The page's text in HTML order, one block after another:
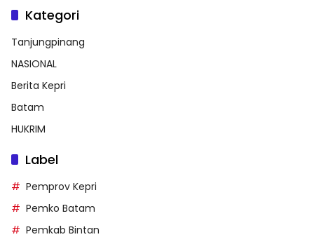
Kategori
Tanjungpinang
NASIONAL
Berita Kepri
Batam
HUKRIM
Label
Pemprov Kepri
Pemko Batam
Pemkab Bintan